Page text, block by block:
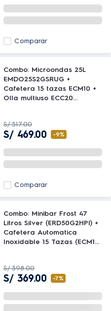
Comparar
Combo: Microondas 25L
EMDO25S2GSRUG +
Cafetera 15 tazas ECM10 +
Olla multiuso ECC20
S/ 517.00
S/ 469.00 -9%
Comparar
Combo: Minibar Frost 47
Litros Silver (ERD50G2HPI) +
Cafetera Automatica
Inoxidable 15 Tazas (ECM10)
S/ 398.00
S/ 369.00 -7%